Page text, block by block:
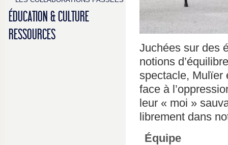
ÉDUCATION & CULTURE
RESSOURCES
Juchées sur des
notions
spectacle, Mulïer
face à
leur « moi »
librement dans
Équipe